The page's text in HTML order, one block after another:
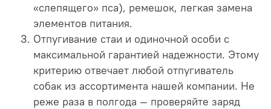
«слепящего» пса), ремешок, легкая замена
элементов питания.
Отпугивание стаи и одиночной особи с
максимальной гарантией надежности. Этому
критерию отвечает любой отпугиватель
собак из ассортимента нашей компании. Не
реже раза в полгода — проверяйте заряд